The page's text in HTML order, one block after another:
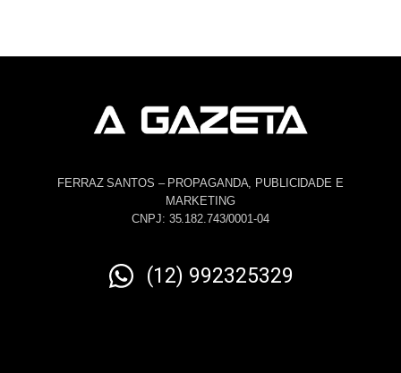
FERRAZ SANTOS – PROPAGANDA, PUBLICIDADE E
MARKETING
CNPJ: 35.182.743/0001-04
(12) 992325329